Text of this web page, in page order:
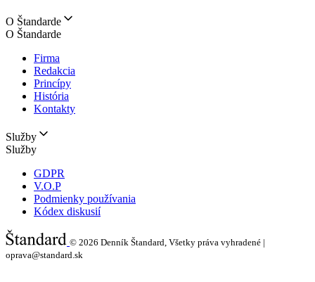
O Štandarde
O Štandarde
Firma
Redakcia
Princípy
História
Kontakty
Služby
Služby
GDPR
V.O.P
Podmienky používania
Kódex diskusií
© 2026 Denník Štandard, Všetky práva vyhradené |
oprava@standard.sk